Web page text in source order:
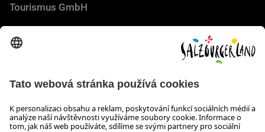
Tourismus GmbH
Wiener Bundesstraße 23
5300 Hallwang
OTEVÍRACÍ DOBA